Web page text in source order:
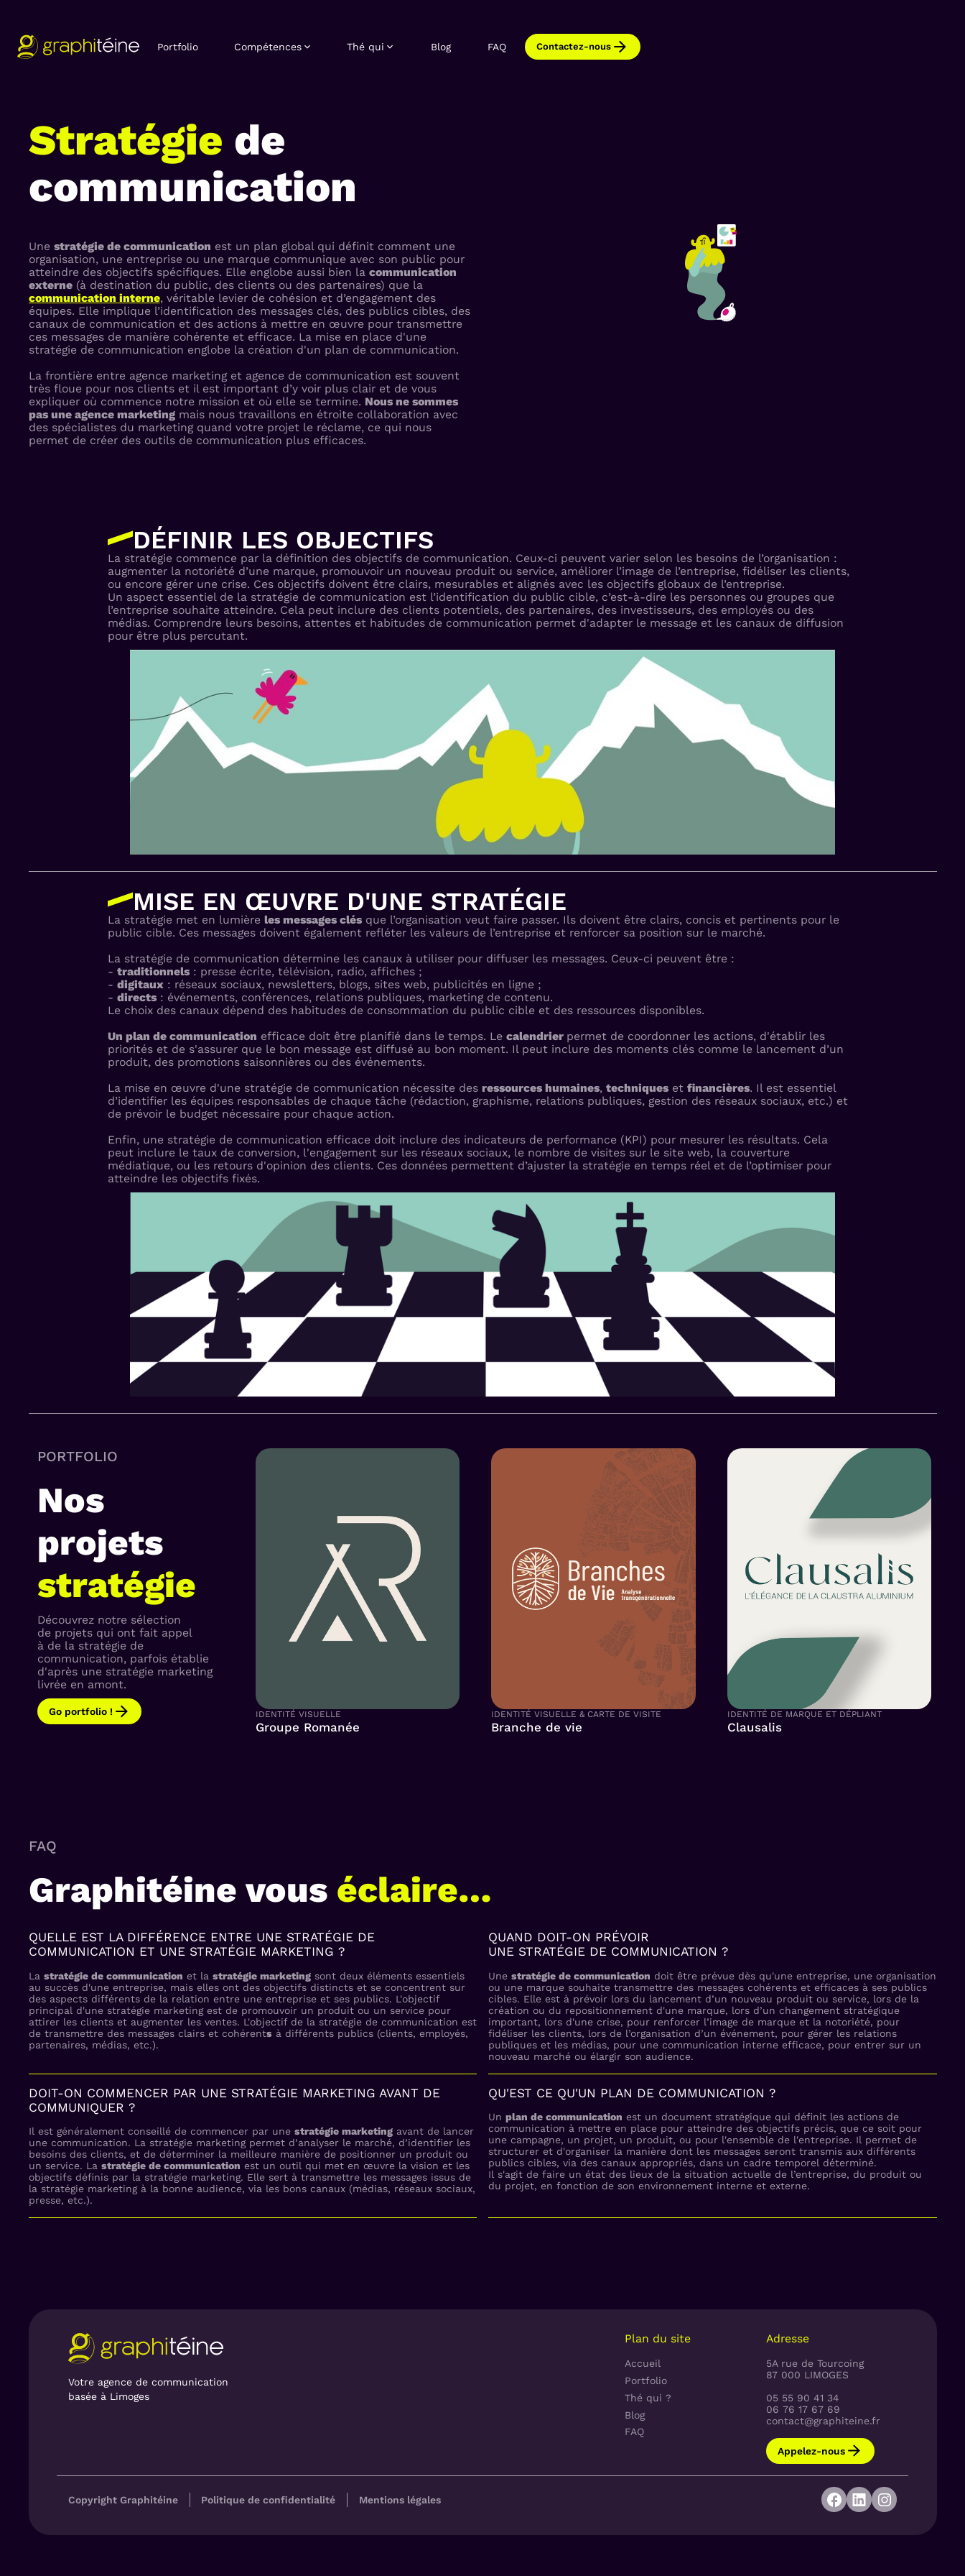
Portfolio Compétences Thé qui Blog FAQ Contactez-nous
Stratégie de
communication
Une stratégie de communication est un plan global qui définit comment une
organisation, une entreprise ou une marque communique avec son public pour
atteindre des objectifs spécifiques. Elle englobe aussi bien la communication
externe(à destination du public, des clients ou des partenaires) que la
communication interne, véritable levier de cohésion et d’engagement des
équipes. Elle implique l’identification des messages clés, des publics cibles, des
canaux de communication et des actions à mettre en œuvre pour transmettre
ces messages de manière cohérente et efficace. La mise en place d'une
stratégie de communication englobe la création d'un plan de communication.
La frontière entre agence marketing et agence de communication est souvent
très floue pour nos clients et il est important d’y voir plus clair et de vous
expliquer où commence notre mission et où elle se termine. Nous ne sommes
pas une agence marketingmais nous travaillons en étroite collaboration avec
des spécialistes du marketing quand votre projet le réclame, ce qui nous
permet de créer des outils de communication plus efficaces.
DÉFINIR LES OBJECTIFS
La stratégie commence par la définition des objectifs de communication. Ceux-ci peuvent varier selon les besoins de l’organisation :
augmenter la notoriété d’une marque, promouvoir un nouveau produit ou service, améliorer l’image de l’entreprise, fidéliser les clients,
ou encore gérer une crise. Ces objectifs doivent être clairs, mesurables et alignés avec les objectifs globaux de l’entreprise.
Un aspect essentiel de la stratégie de communication est l’identification du public cible, c’est-à-dire les personnes ou groupes que
l’entreprise souhaite atteindre. Cela peut inclure des clients potentiels, des partenaires, des investisseurs, des employés ou des
médias. Comprendre leurs besoins, attentes et habitudes de communication permet d'adapter le message et les canaux de diffusion
pour être plus percutant.
MISE EN ŒUVRE D'UNE STRATÉGIE
La stratégie met en lumièreles messages clés que l’organisation veut faire passer. Ils doivent être clairs, concis et pertinents pour le
public cible. Ces messages doivent également refléter les valeurs de l’entreprise et renforcer sa position sur le marché.
La stratégie de communication détermine les canaux à utiliser pour diffuser les messages. Ceux-ci peuvent être :
-traditionnels : presse écrite, télévision, radio, affiches ;
-digitaux : réseaux sociaux, newsletters, blogs, sites web, publicités en ligne ;
-directs : événements, conférences, relations publiques, marketing de contenu.
Le choix des canaux dépend des habitudes de consommation du public cible et des ressources disponibles.
Un plan de communication efficace doit être planifié dans le temps. Lecalendrier permet de coordonner les actions, d'établir les
priorités et de s'assurer que le bon message est diffusé au bon moment. Il peut inclure des moments clés comme le lancement d’un
produit, des promotions saisonnières ou des événements.
La mise en œuvre d'une stratégie de communication nécessite desressources humaines,techniques etfinancières. Il est essentiel
d’identifier les équipes responsables de chaque tâche (rédaction, graphisme, relations publiques, gestion des réseaux sociaux, etc.) et
de prévoir le budget nécessaire pour chaque action.
Enfin, une stratégie de communication efficace doit inclure des indicateurs de performance (KPI) pour mesurer les résultats. Cela
peut inclure le taux de conversion, l'engagement sur les réseaux sociaux, le nombre de visites sur le site web, la couverture
médiatique, ou les retours d'opinion des clients. Ces données permettent d’ajuster la stratégie en temps réel et de l’optimiser pour
atteindre les objectifs fixés.
PORTFOLIO
Nos
projets
stratégie
Découvrez notre sélection
de projets qui ont fait appel
à de la stratégie de
communication, parfois établie
d'après une stratégie marketing
livrée en amont.
Go portfolio ! IDENTITÉ VISUELLE
Groupe Romanée
IDENTITÉ VISUELLE & CARTE DE VISITE
Branche de vie
IDENTITÉ DE MARQUE ET DÉPLIANT
Clausalis
FAQ
Graphitéine vous éclaire…
QUELLE EST LA DIFFÉRENCE ENTRE UNE STRATÉGIE DE
COMMUNICATION ET UNE STRATÉGIE MARKETING ?
La stratégie de communication et la stratégie marketingsont deux éléments essentiels
au succès d'une entreprise, mais elles ont des objectifs distincts et se concentrent sur
des aspects différents de la relation entre une entreprise et ses publics. L'objectif
principal d'une stratégie marketing est de promouvoir un produit ou un service pour
attirer les clients et augmenter les ventes. L'objectif de la stratégie de communication est
de transmettre des messages clairs et cohérentsà différents publics (clients, employés,
partenaires, médias, etc.).
QUAND DOIT-ON PRÉVOIR
UNE STRATÉGIE DE COMMUNICATION ?
Une stratégie de communication doit être prévue dès qu'une entreprise, une organisation
ou une marque souhaite transmettre des messages cohérents et efficaces à ses publics
cibles. Elle est à prévoir lors du lancement d’un nouveau produit ou service, lors de la
création ou du repositionnement d'une marque, lors d’un changement stratégique
important, lors d'une crise, pour renforcer l’image de marque et la notoriété, pour
fidéliser les clients, lors de l’organisation d’un événement, pour gérer les relations
publiques et les médias, pour une communication interne efficace, pour entrer sur un
nouveau marché ou élargir son audience.
DOIT-ON COMMENCER PAR UNE STRATÉGIE MARKETING AVANT DE
COMMUNIQUER ?
Il est généralement conseillé de commencer par une stratégie marketingavant de lancer
une communication. La stratégie marketing permet d’analyser le marché, d’identifier les
besoins des clients, et de déterminer la meilleure manière de positionner un produit ou
un service. La stratégie de communication est un outil qui met en œuvre la vision et les
objectifs définis par la stratégie marketing. Elle sert à transmettre les messages issus de
la stratégie marketing à la bonne audience, via les bons canaux (médias, réseaux sociaux,
presse, etc.).
QU'EST CE QU'UN PLAN DE COMMUNICATION ?
Un plan de communication est un document stratégique qui définit les actions de
communication à mettre en place pour atteindre des objectifs précis, que ce soit pour
une campagne, un projet, un produit, ou pour l'ensemble de l'entreprise. Il permet de
structurer et d'organiser la manière dont les messages seront transmis aux différents
publics cibles, via des canaux appropriés, dans un cadre temporel déterminé.
Il s'agit de faire un état des lieux de la situation actuelle de l’entreprise, du produit ou
du projet, en fonction de son environnement interne et externe.
Votre agence de communication
basée à Limoges
Plan du site
Accueil
Portfolio
Thé qui ?
Blog
FAQ
Adresse
5A rue de Tourcoing
87 000 LIMOGES
05 55 90 41 34
06 76 17 67 69
contact@graphiteine.fr
Appelez-nous
Copyright Graphitéine Politique de confidentialité Mentions légales